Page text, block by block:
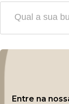
Entre na